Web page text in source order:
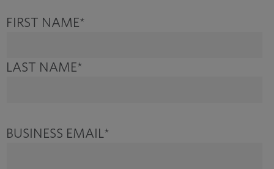
FIRST NAME*
LAST NAME*
BUSINESS EMAIL*